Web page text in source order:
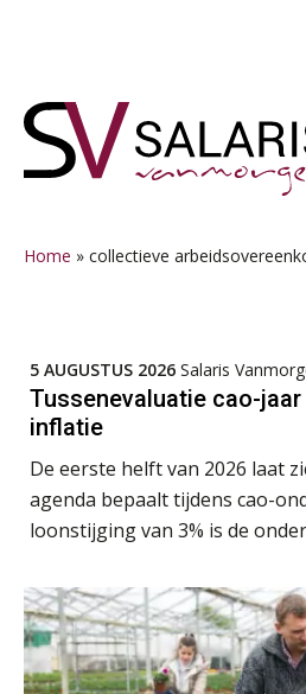
naar
hoofdnavigatie
naar
hoofd
naar
eerste
naar
voettekst
Home » collectieve
5 AUGUSTUS 2026 Salaris
Tussenevaluatie cao-
inflatie
De eerste helft van 2026 laat
agenda bepaalt tijdens cao-
loonstijging van 3% is de